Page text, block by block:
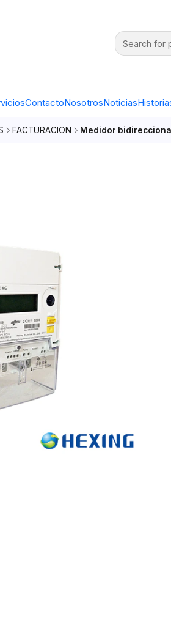
ContactoNosotrosNoticias
FACTURACION Medidor bidireccional